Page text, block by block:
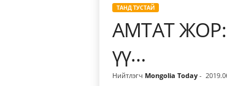
ТАНД ТУСТАЙ
АМТАТ ЖОР:
үү…
Нийтлэгч Mongolia Today-